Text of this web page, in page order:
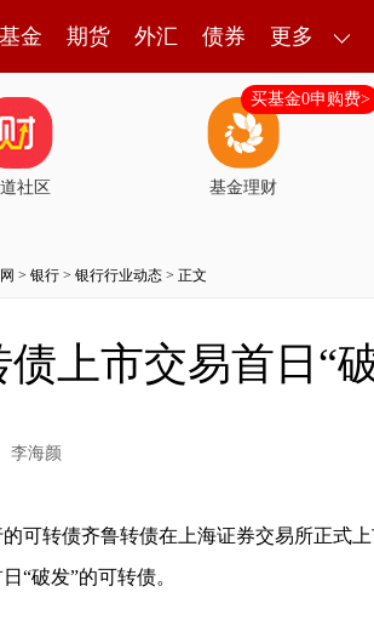
基金 期货 外汇 债券 更多
社区 基金理财
买基金0申购费>
> 银行 > 银行行业动态 > 正文
上市交易首日“
李海颜
的可转债齐鲁转债在上海证券交易所正式
“破发”的可转债。